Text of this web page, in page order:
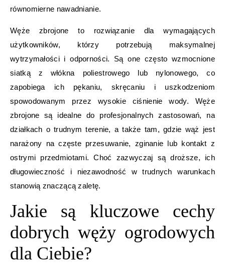
równomierne nawadnianie.
Węże zbrojone to rozwiązanie dla wymagających
użytkowników, którzy potrzebują maksymalnej
wytrzymałości i odporności. Są one często wzmocnione
siatką z włókna poliestrowego lub nylonowego, co
zapobiega ich pękaniu, skręcaniu i uszkodzeniom
spowodowanym przez wysokie ciśnienie wody. Węże
zbrojone są idealne do profesjonalnych zastosowań, na
działkach o trudnym terenie, a także tam, gdzie wąż jest
narażony na częste przesuwanie, zginanie lub kontakt z
ostrymi przedmiotami. Choć zazwyczaj są droższe, ich
długowieczność i niezawodność w trudnych warunkach
stanowią znaczącą zaletę.
Jakie są kluczowe cechy
dobrych węży ogrodowych
dla Ciebie?